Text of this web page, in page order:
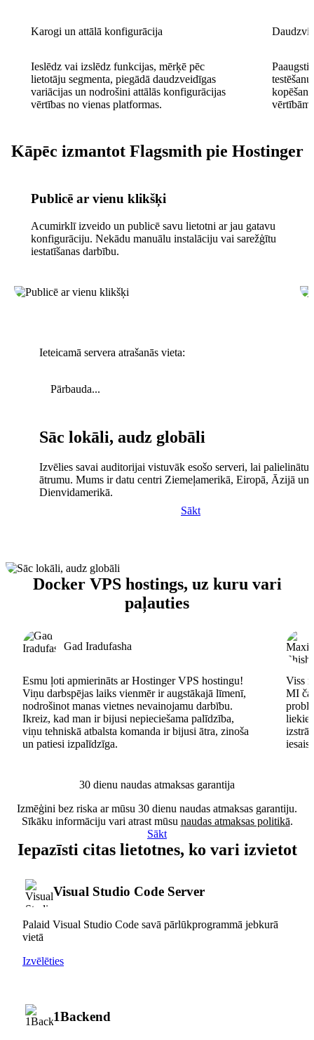
Karogi un attālā konfigurācija
Ieslēdz vai izslēdz funkcijas, mērķē pēc
lietotāju segmenta, piegādā daudzveidīgas
variācijas un nodrošini attālās konfigurācijas
vērtības no vienas platformas.
vērtībām
Kāpēc izmantot Flagsmith pie Hostinger
Publicē ar vienu klikšķi
Acumirklī izveido un publicē savu lietotni ar jau gatavu
konfigurāciju. Nekādu manuālu instalāciju vai sarežģītu
iestatīšanas darbību.
Ieteicamā servera atrašanās vieta:
Pārbauda...
Sāc lokāli, audz globāli
Izvēlies savai auditorijai vistuvāk esošo serveri, lai palielinātu
ātrumu. Mums ir datu centri Ziemeļamerikā, Eiropā, Āzijā un
Dienvidamerikā.
Sākt
Docker VPS hostings, uz kuru vari
paļauties
Gad Iradufasha
Esmu ļoti apmierināts ar Hostinger VPS hostingu!
Viņu darbspējas laiks vienmēr ir augstākajā līmenī,
nodrošinot manas vietnes nevainojamu darbību.
Ikreiz, kad man ir bijusi nepieciešama palīdzība,
viņu tehniskā atbalsta komanda ir bijusi ātra, zinoša
un patiesi izpalīdzīga.
Viss
MI
30 dienu naudas atmaksas garantija
Izmēģini bez riska ar mūsu 30 dienu naudas atmaksas garantiju.
Sīkāku informāciju vari atrast mūsu naudas atmaksas politikā.
Sākt
Iepazīsti citas lietotnes, ko vari izvietot
Visual Studio Code Server
Palaid Visual Studio Code savā pārlūkprogrammā jebkurā
vietā
Izvēlēties
1Backend